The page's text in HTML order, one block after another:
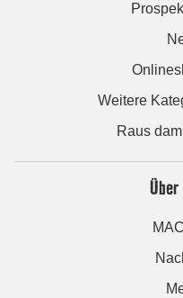
Weitere
Raus
Über